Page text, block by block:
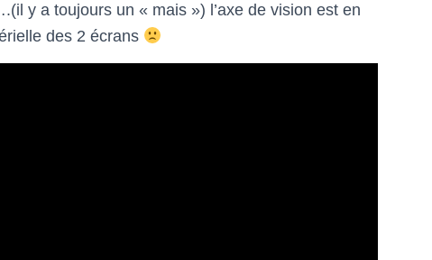
y a toujours un « mais ») l’axe de vision est en
des 2 écrans